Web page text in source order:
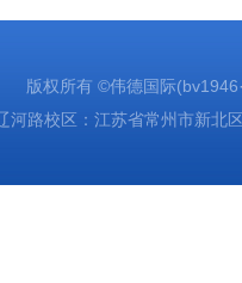
版权所有 ©伟德国际
河路校区：江苏省常州市新北